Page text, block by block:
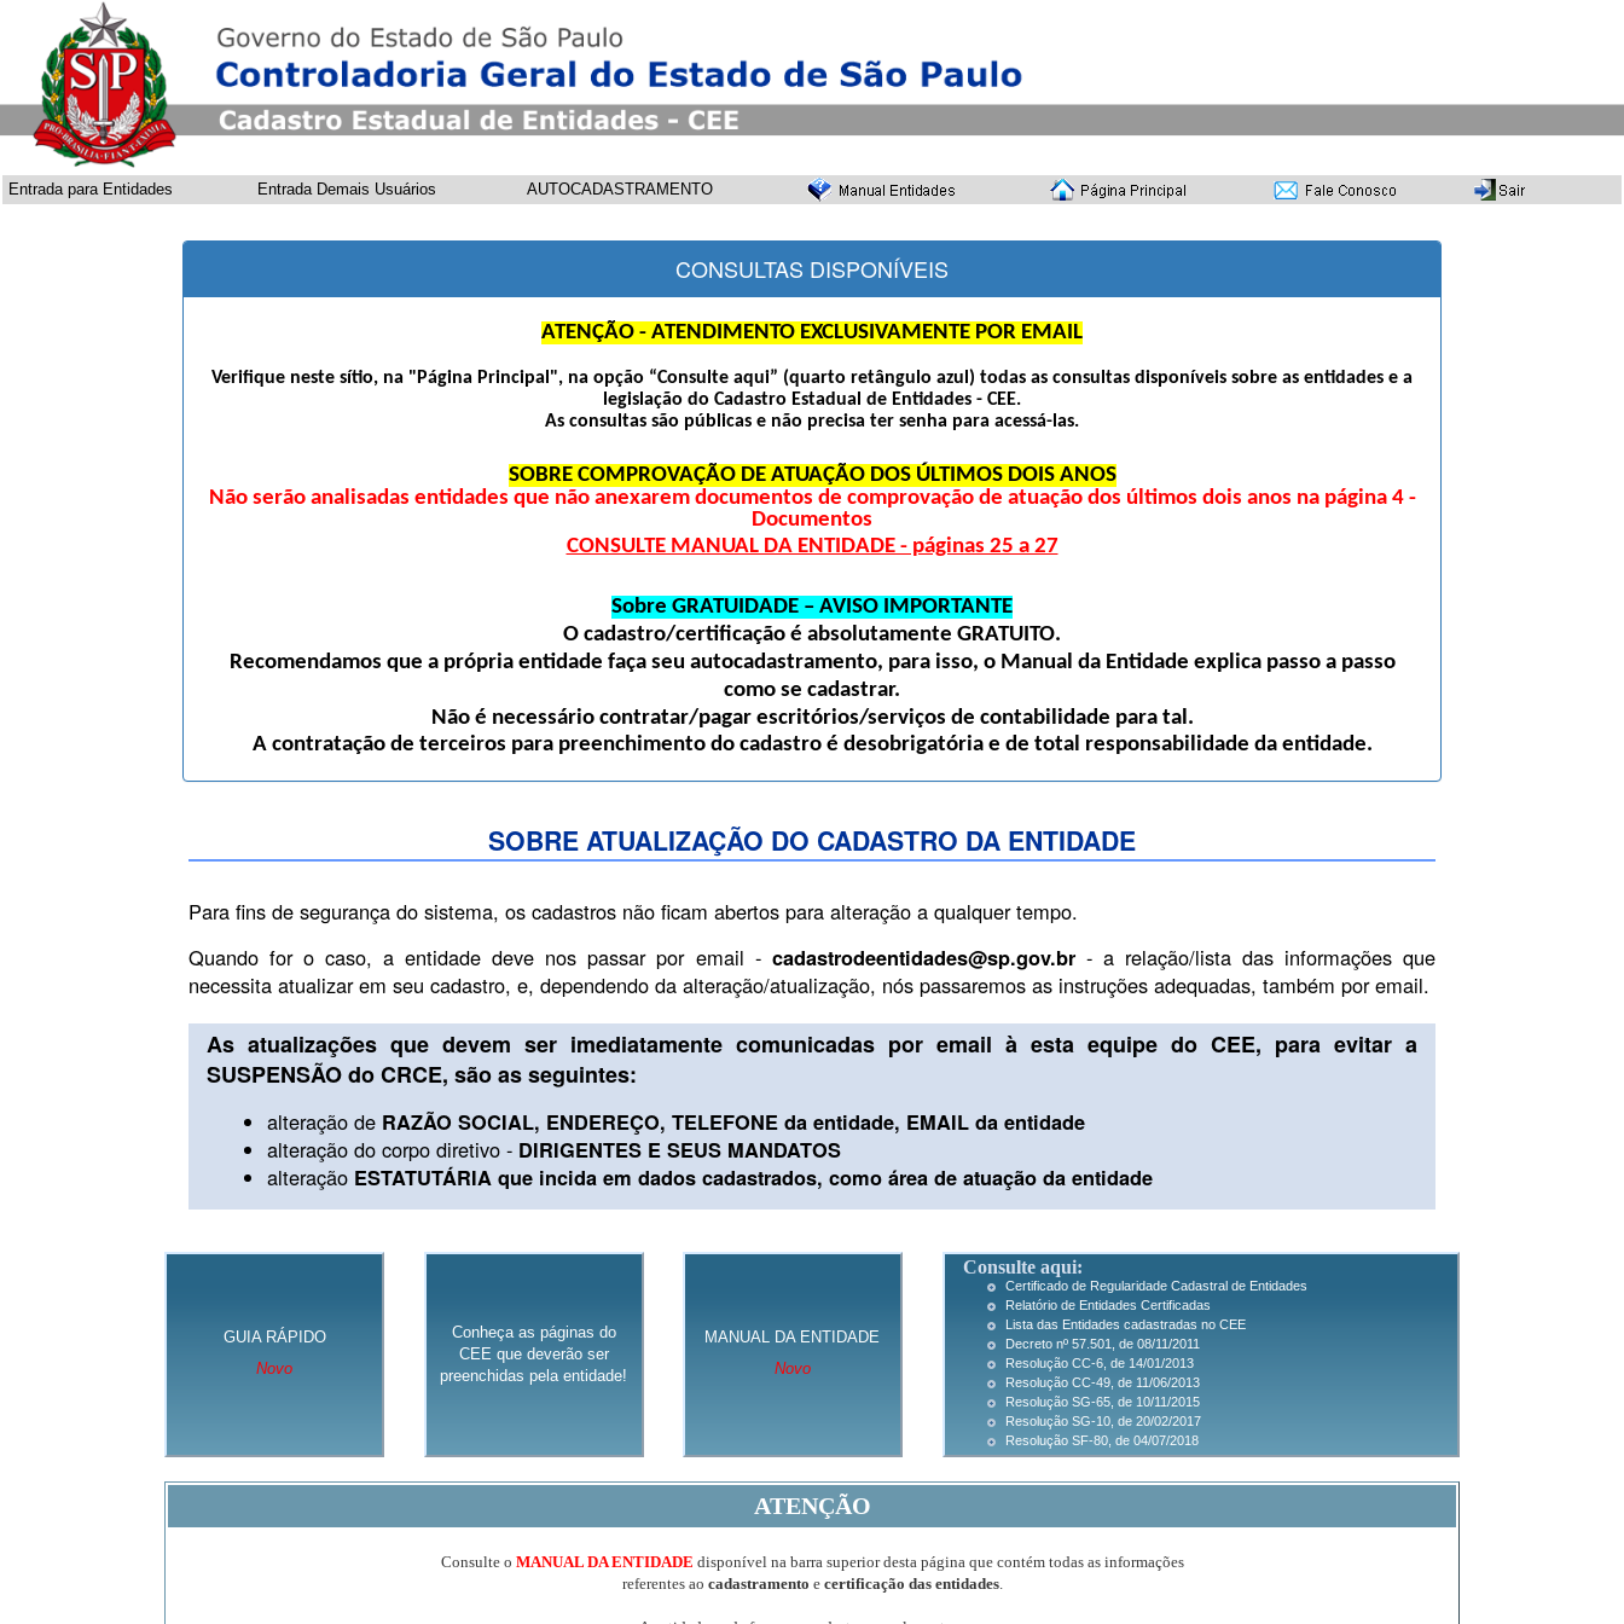
Entrada para Entidades Entrada Demais Usuários AUTOCADASTRAMENTO
CONSULTAS DISPONÍVEIS
ATENÇÃO - ATENDIMENTO EXCLUSIVAMENTE POR EMAIL
Verifique neste sítio, na "Página Principal", na opção “Consulte aqui” (quarto retângulo azul) todas as consultas disponíveis sobre as entidades e a
legislação do Cadastro Estadual de Entidades - CEE.
As consultas são públicas e não precisa ter senha para acessá-las.
SOBRE COMPROVAÇÃO DE ATUAÇÃO DOS ÚLTIMOS DOIS ANOS
Não serão analisadas entidades que não anexarem documentos de comprovação de atuação dos últimos dois anos na página 4 -
Documentos
CONSULTE MANUAL DA ENTIDADE - páginas 25 a 27
Sobre GRATUIDADE – AVISO IMPORTANTE
O cadastro/certificação é absolutamente GRATUITO.
Recomendamos que a própria entidade faça seu autocadastramento, para isso, o Manual da Entidade explica passo a passo
como se cadastrar.
Não é necessário contratar/pagar escritórios/serviços de contabilidade para tal.
A contratação de terceiros para preenchimento do cadastro é desobrigatória e de total responsabilidade da entidade.
SOBRE ATUALIZAÇÃO DO CADASTRO DA ENTIDADE
Para fins de segurança do sistema, os cadastros não ficam abertos para alteração a qualquer tempo.
Quando for o caso, a entidade deve nos passar por email - cadastrodeentidades@sp.gov.br- a relação/lista das informações que
necessita atualizar em seu cadastro, e, dependendo da alteração/atualização, nós passaremos as instruções adequadas, também por email.
As atualizações que devem ser imediatamente comunicadas por email à esta equipe do CEE, para evitar a
SUSPENSÃO do CRCE, são as seguintes:
alteração de RAZÃO SOCIAL, ENDEREÇO, TELEFONE da entidade, EMAIL da entidade
alteração do corpo diretivo - DIRIGENTES E SEUS MANDATOS
alteração ESTATUTÁRIA que incida em dados cadastrados, como área de atuação da entidade
GUIA RÁPIDO
Novo
Conheça as páginas do
CEE que deverão ser
preenchidas pela entidade!
MANUAL DA ENTIDADE
Novo
Consulte aqui:
Certificado de Regularidade Cadastral de Entidades
Relatório de Entidades Certificadas
Lista das Entidades cadastradas no CEE
Decreto nº 57.501, de 08/11/2011
Resolução CC-6, de 14/01/2013
Resolução CC-49, de 11/06/2013
Resolução SG-65, de 10/11/2015
Resolução SG-10, de 20/02/2017
Resolução SF-80, de 04/07/2018
ATENÇÃO
Consulte o MANUAL DA ENTIDADE disponível na barra superior desta página que contém todas as informações
referentes ao cadastramento e certificação das entidades.